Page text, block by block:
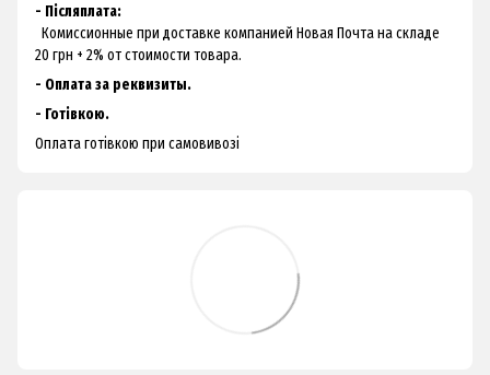
- Післяплата:
Комиссионные при доставке компанией Новая Почта на складе
20 грн + 2% от стоимости товара.
- Оплата за реквизиты.
- Готівкою.
Оплата готівкою при самовивозі